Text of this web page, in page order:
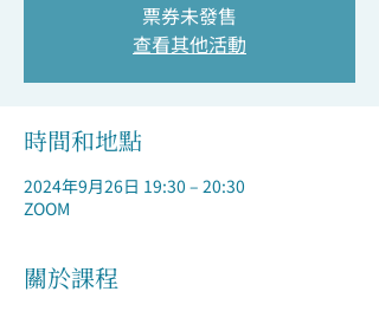
票券未發售
查看其他活動
時間和地點
2024年9月26日 19:30 – 20:30
ZOOM
關於課程